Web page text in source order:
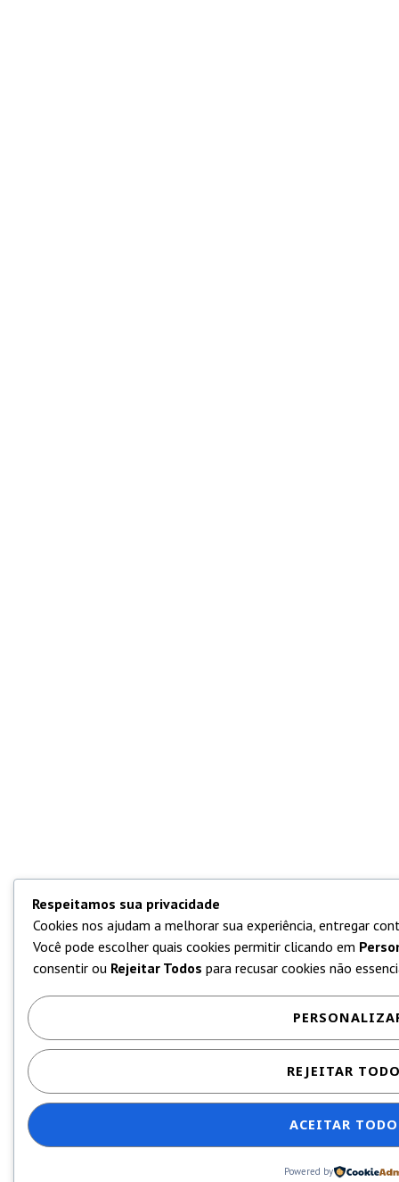
Respeitamos sua privacidade
Cookies nos ajudam a melhorar sua experiência, entregar
Você pode escolher quais cookies permitir clicando em
consentir ou Rejeitar Todos para recusar cookies não
REJEITAR
ACEITAR
Powered by